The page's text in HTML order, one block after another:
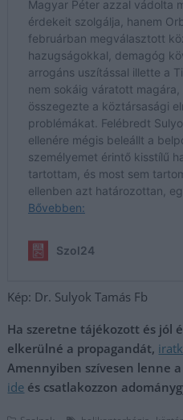
Kép: Dr. Sulyok Tamás Fb
Ha szeretne tájékozott és jól
elkerülné a propagandát,
Amennyiben szívesen lenne
ide és csatlakozzon